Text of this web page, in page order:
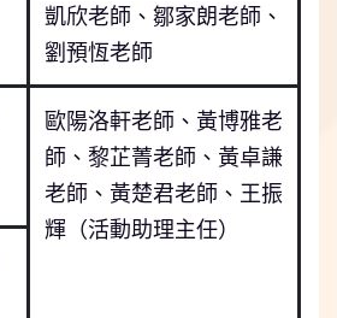
凱欣老師、鄒家朗老師、
劉預恆老師
歐陽洛軒老師、黃博雅老
師、黎芷菁老師、黃卓謙
老師、黃楚君老師、王振
輝（活動助理主任）